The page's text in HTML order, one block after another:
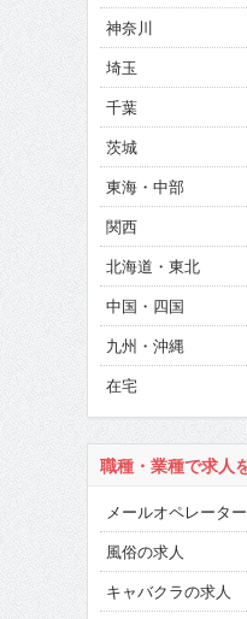
神奈川
埼玉
千葉
茨城
東海・中部
関西
北海道・東北
中国・四国
九州・沖縄
在宅
職種・業種で求人
メールオペレーター
風俗の求人
キャバクラの求人